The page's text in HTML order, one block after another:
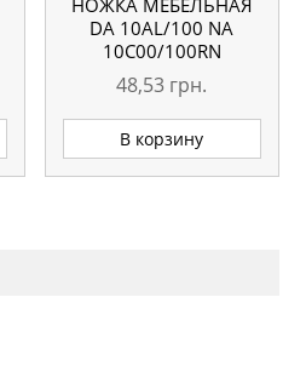
НОЖКА МЕБЕЛЬНАЯ
DA 10AL/100 NA
10С00/100RN
48,53 грн.
В корзину